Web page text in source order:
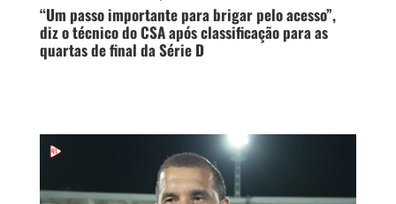
“Um passo importante para brigar pelo acesso”,
diz o técnico do CSA após classificação para as
quartas de final da Série D